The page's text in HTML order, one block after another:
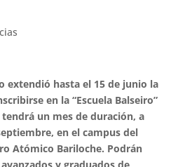
extendió hasta el 15 de junio la
en la “Escuela Balseiro”
un mes de duración, a
en el campus del
Atómico Bariloche. Podrán